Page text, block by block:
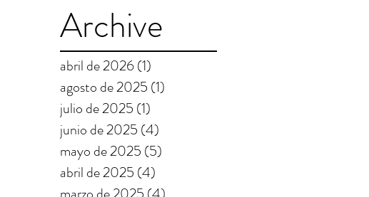
Archive
abril de 2026(1)
agosto de 2025 (1)
julio de 2025 (1)
junio de 2025 (4)
mayo de 2025 (5)
abril de 2025 (4)